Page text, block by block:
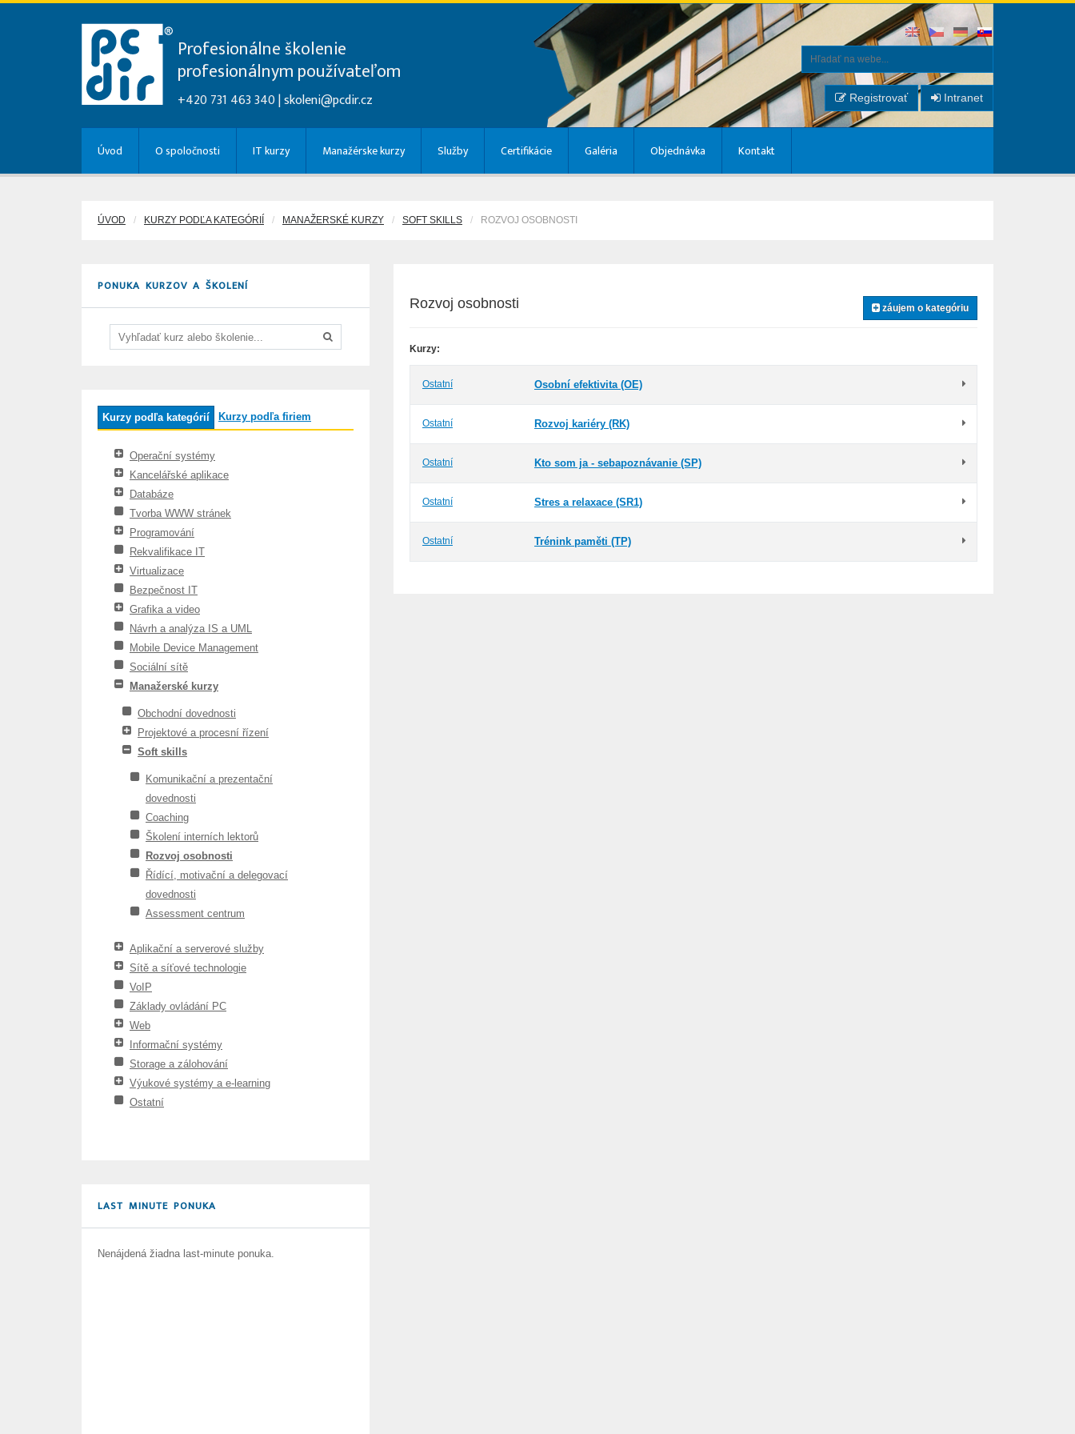
Profesionálne školenie
profesionálnym používateľom
+420 731 463 340 |skoleni@pcdir.cz Registrovať Intranet
Úvod O spoločnosti IT kurzy Manažérske kurzy Služby Certifikácie Galéria Objednávka Kontakt
ÚVOD KURZY PODĽA KATEGÓRIÍ MANAŽERSKÉ KURZY SOFT SKILLS ROZVOJ OSOBNOSTI
PONUKA KURZOV A ŠKOLENÍ
Kurzy podľa kategórií Kurzy podľa firiem
Operační systémy
Kancelářské aplikace
Databáze
Tvorba WWW stránek
Programování
Rekvalifikace IT
Virtualizace
Bezpečnost IT
Grafika a video
Návrh a analýza IS a UML
Mobile Device Management
Sociální sítě
Manažerské kurzy
Obchodní dovednosti
Projektové a procesní řízení
Soft skills
Komunikační a prezentační
dovednosti
Coaching
Školení interních lektorů
Rozvoj osobnosti
Řídící, motivační a delegovací
dovednosti
Assessment centrum
Aplikační a serverové služby
Sítě a síťové technologie
VoIP
Základy ovládání PC
Web
Informační systémy
Storage a zálohování
Výukové systémy a e-learning
Ostatní
LAST MINUTE PONUKA
Nenájdená žiadna last-minute ponuka.
záujem o kategóriu
Rozvoj osobnosti
Kurzy:
Ostatní Osobní efektivita (OE)
Ostatní Rozvoj kariéry (RK)
Ostatní Kto som ja - sebapoznávanie (SP)
Ostatní Stres a relaxace (SR1)
Ostatní Trénink paměti (TP)